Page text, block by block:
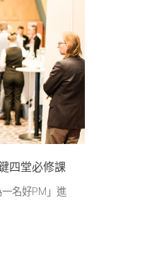
四堂必修課
名好PM」進